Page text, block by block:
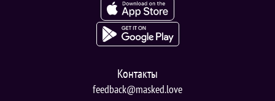
Контакты
feedback@masked.love